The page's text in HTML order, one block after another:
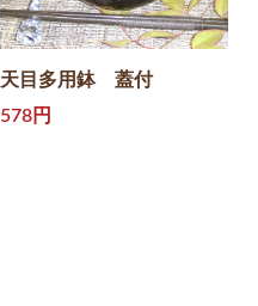
天目多用鉢 蓋付
578円